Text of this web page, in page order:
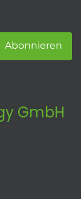
Abonnieren
GmbH